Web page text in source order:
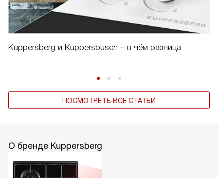
Kuppersberg и Kuppersbusch – в чём разница
ПОСМОТРЕТЬ ВСЕ СТАТЬИ
О бренде Kuppersberg